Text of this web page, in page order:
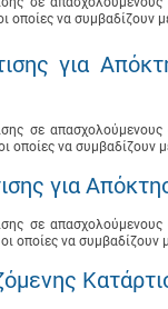
οποίες να
για
σε απασχολούμενους
οποίες να
για
σε απασχολούμενους
οποίες να